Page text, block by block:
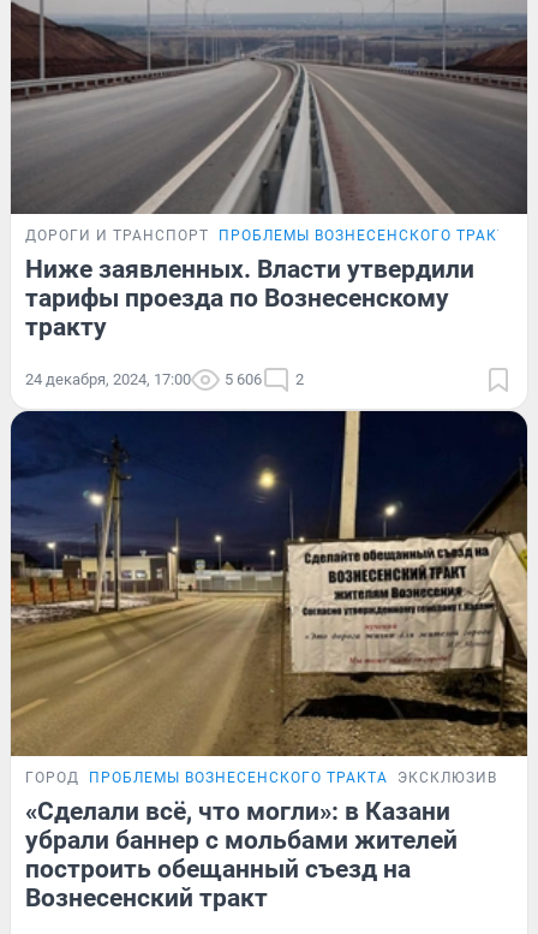
ДОРОГИ И ТРАНСПОРТ ПРОБЛЕМЫ ВОЗНЕСЕНСКОГО ТРАКТА
Ниже заявленных. Власти утвердили
тарифы проезда по Вознесенскому
тракту
24 декабря, 2024, 17:00 5 606 2
ГОРОД ПРОБЛЕМЫ ВОЗНЕСЕНСКОГО ТРАКТА ЭКСКЛЮЗИВ
«Сделали всё, что могли»: в Казани
убрали баннер с мольбами жителей
построить обещанный съезд на
Вознесенский тракт